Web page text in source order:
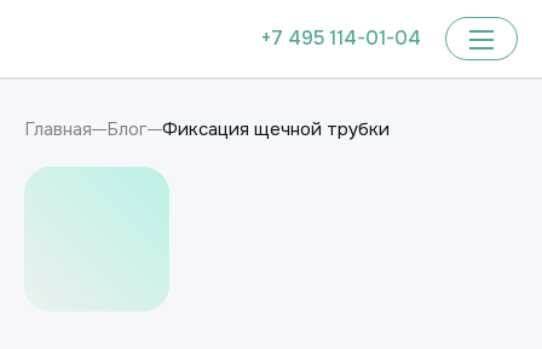
+7 495 114-01-04
Главная Блог Фиксация щечной трубки